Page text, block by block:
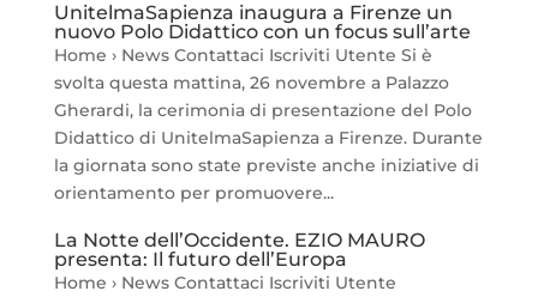
UnitelmaSapienza inaugura a Firenze un
nuovo Polo Didattico con un focus sull’arte
Home › News Contattaci Iscriviti Utente Si è
svolta questa mattina, 26 novembre a Palazzo
Gherardi, la cerimonia di presentazione del Polo
Didattico di UnitelmaSapienza a Firenze. Durante
la giornata sono state previste anche iniziative di
orientamento per promuovere...
La Notte dell’Occidente. EZIO MAURO
presenta: Il futuro dell’Europa
Home › News Contattaci Iscriviti Utente